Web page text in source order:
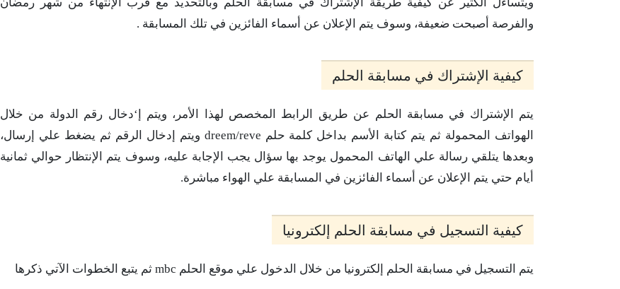
والفرصة أصبحت ضعيفة، وسوف يتم الإعلان عن أسماء الفائزين في تلك المسابقة .
كيفية الإشتراك في مسابقة الحلم
يتم الإشتراك في مسابقة الحلم عن طريق الرابط المخصص لهذا الأمر، ويتم إ‘دخال رقم الدولة من خلال
الهواتف المحمولة ثم يتم كتابة الأسم بداخل كلمة حلم dreem/reve ويتم إدخال الرقم ثم يضغط علي إرسال،
وبعدها يتلقي رسالة علي الهاتف المحمول يوجد بها سؤال يجب الإجابة عليه، وسوف يتم الإنتظار حوالي ثمانية
أيام حتي يتم الإعلان عن أسماء الفائزين في المسابقة علي الهواء مباشرة.
كيفية التسجيل في مسابقة الحلم إلكترونيا
يتم التسجيل في مسابقة الحلم إلكترونيا من خلال الدخول علي موقع الحلم mbc ثم يتبع الخطوات الآتي ذكرها